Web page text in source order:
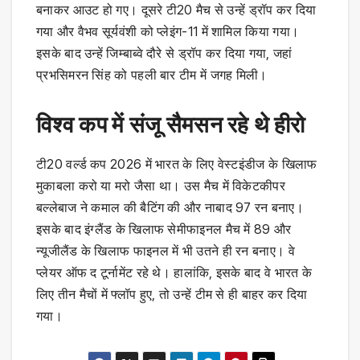
बनाकर आउट हो गए। दूसरे टी20 मैच से उन्हें ड्रॉप कर दिया
गया और वैभव सूर्यवंशी को प्लेइंग-11 में शामिल किया गया।
इसके बाद उन्हें जिम्बाब्वे दौरे से ड्रॉप कर दिया गया, जहां
प्रभसिमरन सिंह को पहली बार टीम में जगह मिली।
विश्व कप में संजू सैमसन रहे थे हीरो
टी20 वर्ल्ड कप 2026 में भारत के लिए वेस्टइंडीज के खिलाफ
मुकाबला करो या मरो जैसा था। उस मैच में विकेटकीपर
बल्लेबाज ने कमाल की बैटिंग की और नाबाद 97 रन बनाए।
इसके बाद इंग्लैंड के खिलाफ सेमीफाइनल मैच में 89 और
न्यूजीलैंड के खिलाफ फाइनल में भी उतने ही रन बनाए। वे
प्लेयर ऑफ द टूर्नामेंट रहे थे। हालांकि, इसके बाद वे भारत के
लिए तीन मैचों में फ्लॉप हुए, तो उन्हें टीम से ही बाहर कर दिया
गया।